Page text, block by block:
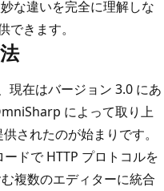
な違いを完全に理解しな
できます。
現在はバージョン 3.0 にあ
によって取り上
されたのが始まりです。
ドで HTTP プロトコルを
複数のエディターに統合